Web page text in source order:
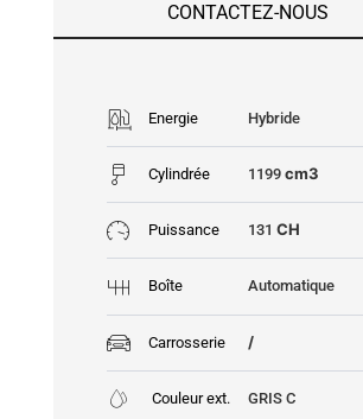
CONTACTEZ-NOUS
Energie Hybride
Cylindrée 1199cm3
Puissance 131 CH
Boîte Automatique
Carrosserie /
Couleur ext. GRIS C